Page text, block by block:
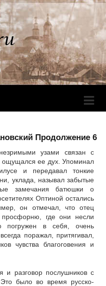
Продолжение 6
узами связан с
ощущался ее дух. Упоминал
и передавал тонкие
уклада, называл забытые
замечания батюшки о
Оптиной остались
он отмечал, что отец
где они несли
погружен в себя, очень
поражал, притягивал,
чувства благоговения и
и разговор послушников с
было во время русско-